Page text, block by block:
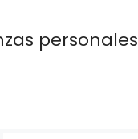
personales